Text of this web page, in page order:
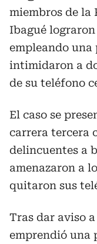
miembros de la
Ibagué
empleando
intimidaron a
de su teléfono
El caso se
carrera tercera
delincuentes a
amenazaron a
quitaron sus
Tras dar aviso
emprendió una